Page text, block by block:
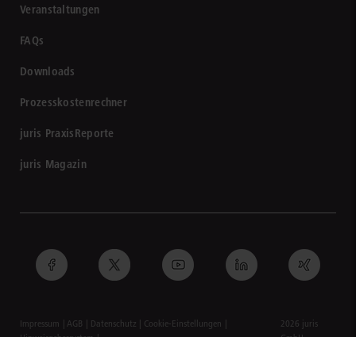
Veranstaltungen
FAQs
Downloads
Prozesskostenrechner
juris PraxisReporte
juris Magazin
Impressum AGB Datenschutz
Cookie-Einstellungen
2026 juris